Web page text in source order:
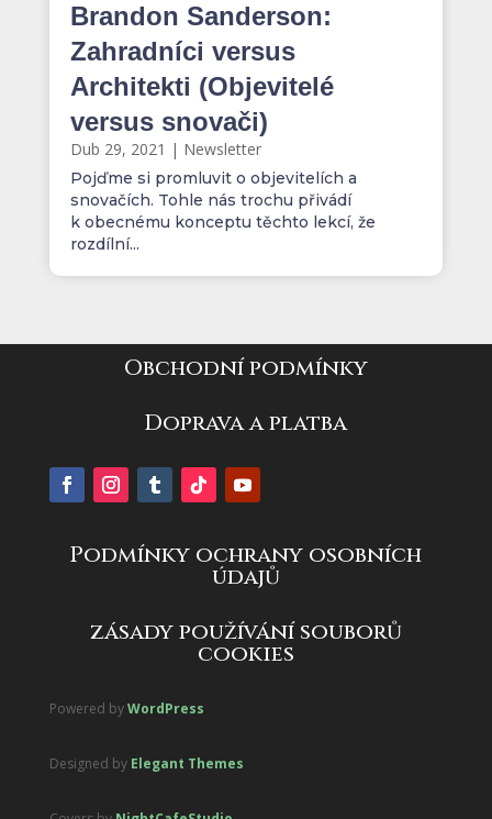
Brandon Sanderson:
Zahradníci versus
Architekti (Objevitelé
versus snovači)
Dub 29, 2021 | Newsletter
Pojďme si promluvit o objevitelích a
snovačích. Tohle nás trochu přivádí
k obecnému konceptu těchto lekcí, že
rozdílní...
Obchodní podmínky
Doprava a platba
Podmínky ochrany osobních
údajů
zásady používání souborů
cookies
Powered byWordPress
Designed by Elegant Themes